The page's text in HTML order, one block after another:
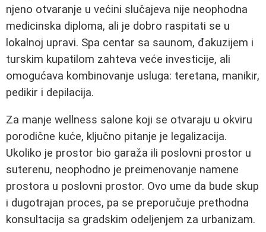
njeno otvaranje u većini slučajeva nije neophodna
medicinska diploma, ali je dobro raspitati se u
lokalnoj upravi. Spa centar sa saunom, đakuzijem i
turskim kupatilom zahteva veće investicije, ali
omogućava kombinovanje usluga: teretana, manikir,
pedikir i depilacija.
Za manje wellness salone koji se otvaraju u okviru
porodične kuće, ključno pitanje je legalizacija.
Ukoliko je prostor bio garaža ili poslovni prostor u
suterenu, neophodno je preimenovanje namene
prostora u poslovni prostor. Ovo ume da bude skup
i dugotrajan proces, pa se preporučuje prethodna
konsultacija sa gradskim odeljenjem za urbanizam.